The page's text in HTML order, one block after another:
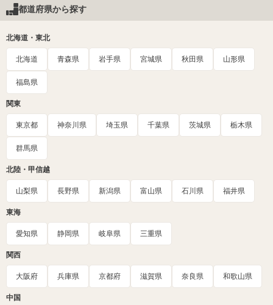
都道府県から探す
北海道・東北
北海道 青森県 岩手県 宮城県 秋田県 山形県
福島県
関東
東京都 神奈川県 埼玉県 千葉県 茨城県 栃木県
群馬県
北陸・甲信越
山梨県 長野県 新潟県 富山県 石川県 福井県
東海
愛知県 静岡県 岐阜県 三重県
関西
大阪府 兵庫県 京都府 滋賀県 奈良県 和歌山県
中国